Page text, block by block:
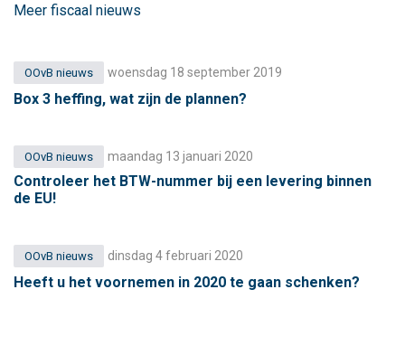
Meer fiscaal nieuws
OOvB nieuws woensdag 18 september 2019
Box 3 heffing, wat zijn de plannen?
OOvB nieuws maandag 13 januari 2020
Controleer het BTW-nummer bij een levering binnen
de EU!
OOvB nieuws dinsdag 4 februari 2020
Heeft u het voornemen in 2020 te gaan schenken?